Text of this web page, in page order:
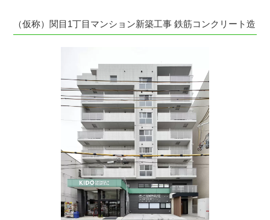
（仮称）関目1丁目マンション新築工事 鉄筋コンクリート造